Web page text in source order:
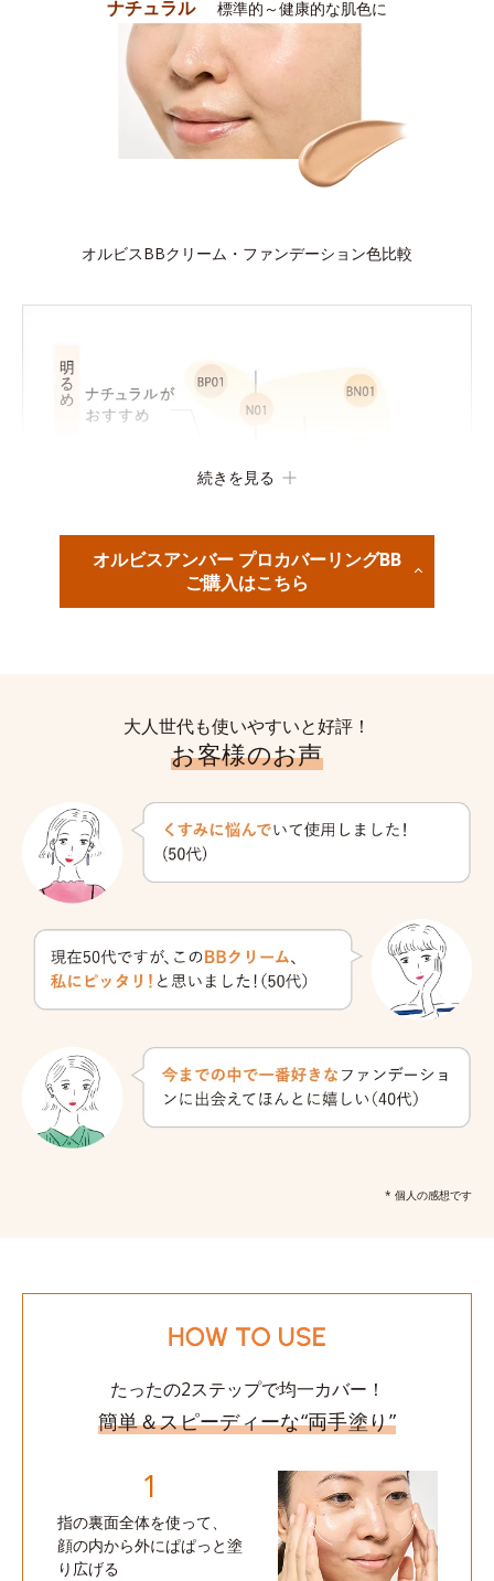
ナチュラル 標準的～健康的な肌色に
オルビスBBクリーム・ファンデーション色比較
続きを見る
オルビスアンバー プロカバーリングBB
ご購入はこちら
大人世代も使いやすいと好評！
お客様のお声
* 個人の感想です
たったの2ステップで均一カバー！
簡単＆スピーディーな“両手塗り”
1
指の裏面全体を使って、
顔の内から外にぱぱっと塗
り広げる